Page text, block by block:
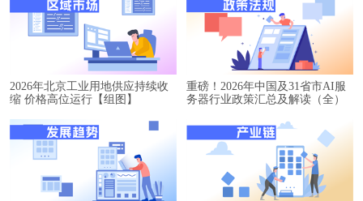
2026年北京工业用地供应持续收
缩 价格高位运行【组图】
重磅！2026年中国及31省市AI服
务器行业政策汇总及解读（全）